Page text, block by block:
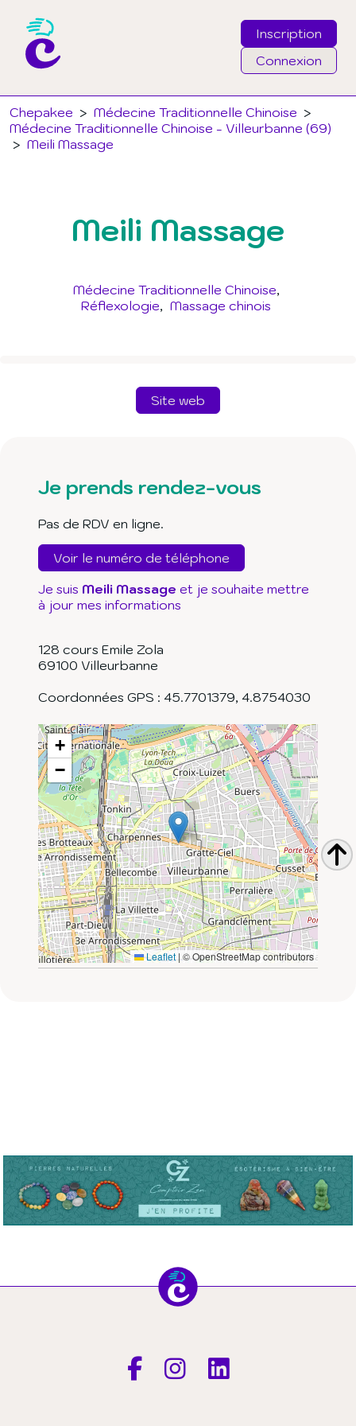
Inscription
Connexion
Chepakee > Médecine Traditionnelle Chinoise >
Médecine Traditionnelle Chinoise - Villeurbanne (69)
> Meili Massage
Email
Connexion
Meili Massage
Médecine Traditionnelle Chinoise
Réflexologie
Massage chinois
Site web
Je prends rendez-vous
Pas de RDV en ligne.
Voir le numéro de téléphone
Je suis Meili Massage et je souhaite mettre
à jour mes informations
128 cours Emile Zola
69100 Villeurbanne
Coordonnées GPS : 45.7701379, 4.8754030
+
−
Leaflet | © OpenStreetMap contributors